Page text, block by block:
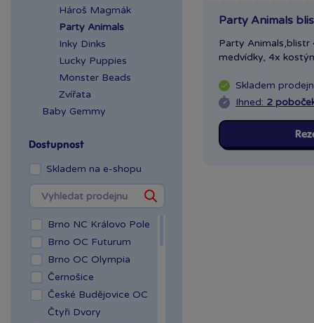
Hároš Magmák
Party Animals
Inky Dinks
Lucky Puppies
Monster Beads
Zvířata
Baby Gemmy
Dostupnost
Skladem na e-shopu
Brno NC Královo Pole
Brno OC Futurum
Brno OC Olympia
Černošice
České Budějovice OC
Čtyři Dvory
Party Animals
Party Animals,blistr
medvídky, 4x
Skladem
Ihned: 2